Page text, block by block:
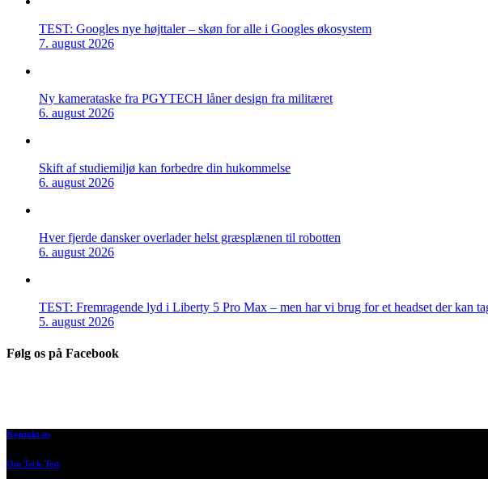
TEST: Googles nye højttaler – skøn for alle i Googles økosystem
7. august 2026
Ny kamerataske fra PGYTECH låner design fra militæret
6. august 2026
Skift af studiemiljø kan forbedre din hukommelse
6. august 2026
Hver fjerde dansker overlader helst græsplænen til robotten
6. august 2026
TEST: Fremragende lyd i Liberty 5 Pro Max – men har vi brug for et headset der kan
5. august 2026
Følg os på Facebook
Kontakt os
Om Tech-Test